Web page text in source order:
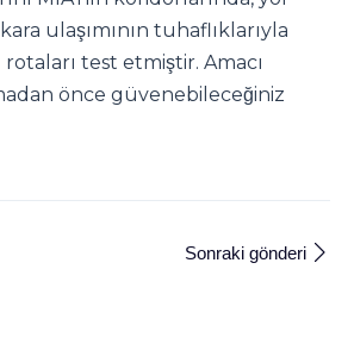
ulaşımının tuhaflıklarıyla
rotaları test etmiştir. Amacı
önce güvenebileceğiniz
Sonraki gönderi